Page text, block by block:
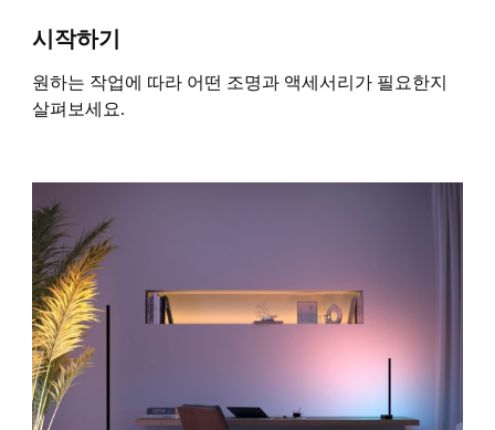
시작하기
원하는 작업에 따라 어떤 조명과 액세서리가 필요한지
살펴보세요.